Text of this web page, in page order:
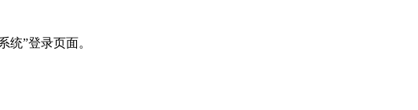
”登录页面。